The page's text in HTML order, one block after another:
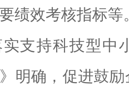
绩效考核指标等
持科技型中
明确，促进鼓